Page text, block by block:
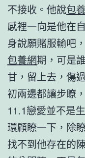
不接收。他說包
感裡一向是他在
身說願賭服輸吧
包養網期，可是
甘，留上去，傷
初兩邊都讓步瞭
11.1戀愛並不是
環顧瞭一下，除
找不到他存在的